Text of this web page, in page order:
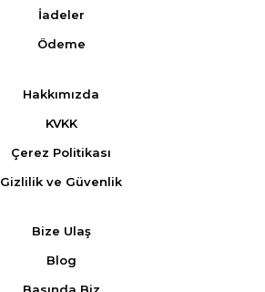
İadeler
Ödeme
Hakkımızda
KVKK
Çerez Politikası
Gizlilik ve Güvenlik
Bize Ulaş
Blog